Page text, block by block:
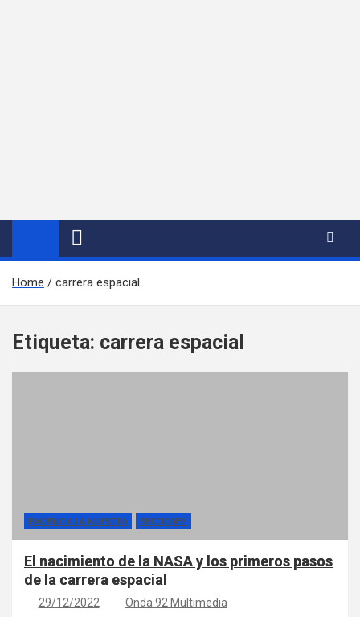
Home carrera espacial
Etiqueta: carrera espacial
PACIENCIA LA NUESTRA SECCIONES
El nacimiento de la NASA y los primeros pasos
de la carrera espacial
29/12/2022 Onda 92 Multimedia